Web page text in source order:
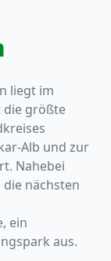
liegt im
die größte
Alb und zur
. Nahebei
nächsten
ein
aus.